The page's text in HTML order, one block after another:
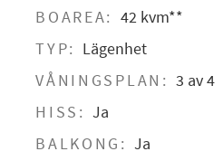
BOAREA: 42 kvm**
TYP: Lägenhet
VÅNINGSPLAN: 3 av 4
HISS: Ja
BALKONG: Ja